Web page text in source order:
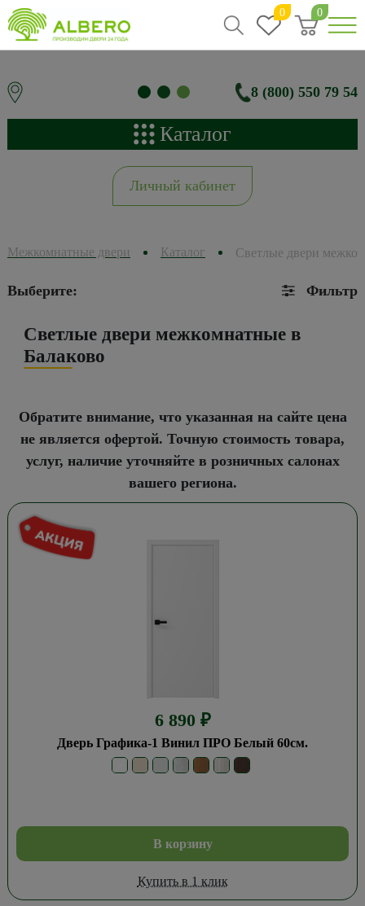
0 0
8 (800) 550 79 54
Каталог
Личный кабинет
Межкомнатные двери Каталог Светлые двери
Выберите: Фильтр
Светлые двери межкомнатные в
Балаково
Обратите внимание, что указанная на сайте цена
не является офертой. Точную стоимость товара,
услуг, наличие уточняйте в розничных салонах
вашего региона.
6 890 ₽
Дверь Графика-1 Винил ПРО Белый 60см.
В корзину
Купить в 1 клик